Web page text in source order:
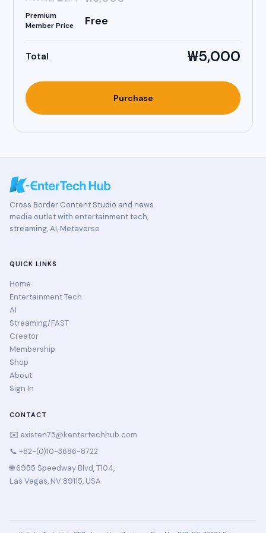
Premium
Member Price
Free
Total ₩5,000
Purchase
Cross Border Content Studio and news
media outlet with entertainment tech,
streaming, AI, Metaverse
QUICK LINKS
Home
Entertainment Tech
AI
Streaming/FAST
Creator
Membership
Shop
About
Sign In
CONTACT
✉️ existen75@kentertechhub.com
📞 +82-(0)10-3686-8722
🌐 6955 Speedway Blvd, T104,
Las Vegas, NV 89115, USA